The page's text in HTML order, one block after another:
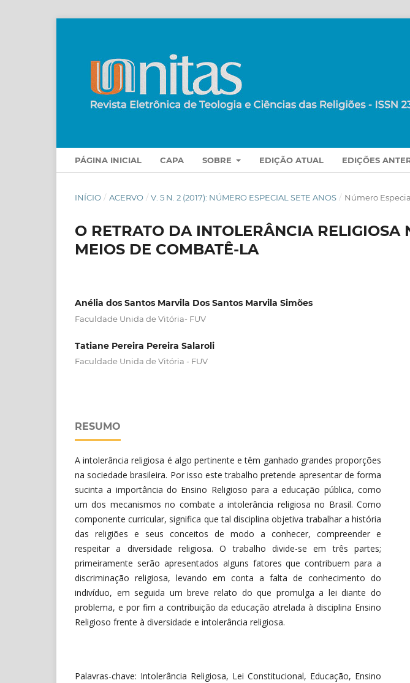
PÁGINA INICIAL CAPA SOBRE EDIÇÃO ATUAL EDIÇÕES
INÍCIO / ACERVO / V. 5 N. 2 (2017): NÚMERO ESPECIAL SETE ANOS / Número
O RETRATO DA INTOLERÂNCIA RELIGIOSA
MEIOS DE COMBATÊ-LA
Anélia dos Santos Marvila Dos Santos Marvila Simões
Faculdade Unida de Vitória- FUV
Tatiane Pereira Pereira Salaroli
Faculdade Unida de Vitória - FUV
RESUMO
A intolerância religiosa é algo pertinente e têm ganhado grandes proporções
na sociedade brasileira. Por isso este trabalho pretende apresentar de forma
sucinta a importância do Ensino Religioso para a educação pública, como
um dos mecanismos no combate a intolerância religiosa no Brasil. Como
componente curricular, significa que tal disciplina objetiva trabalhar a história
das religiões e seus conceitos de modo a conhecer, compreender e
respeitar a diversidade religiosa. O trabalho divide-se em três partes;
primeiramente serão apresentados alguns fatores que contribuem para a
discriminação religiosa, levando em conta a falta de conhecimento do
indivíduo, em seguida um breve relato do que promulga a lei diante do
problema, e por fim a contribuição da educação atrelada à disciplina Ensino
Religioso frente à diversidade e intolerância religiosa.
Palavras-chave: Intolerância Religiosa, Lei Constitucional, Educação, Ensino